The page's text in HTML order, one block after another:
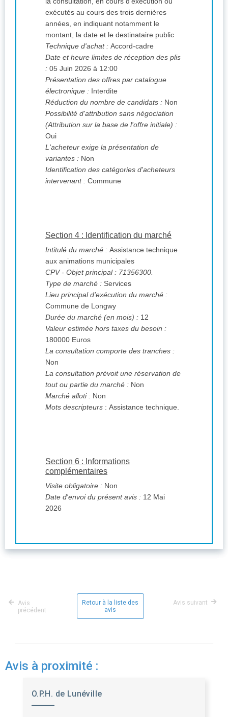
exécutés au cours des trois dernières
années, en indiquant notamment le
montant, la date et le destinataire public
Technique d'achat : Accord-cadre
Date et heure limites de réception des plis
: 05 Juin 2026 à 12:00
Présentation des offres par catalogue
électronique : Interdite
Réduction du nombre de candidats : Non
Possibilité d'attribution sans négociation
(Attribution sur la base de l'offre initiale) :
Oui
L'acheteur exige la présentation de
variantes : Non
Identification des catégories d'acheteurs
intervenant : Commune
Section 4 : Identification du marché
Intitulé du marché : Assistance technique
aux animations municipales
CPV- Objet principal : 71356300.
Type de marché : Services
Lieu principal d'exécution du marché :
Commune de Longwy
Durée du marché (en mois) : 12
Valeur estimée hors taxes du besoin :
180000 Euros
La consultation comporte des tranches :
Non
La consultation prévoit une réservation de
tout ou partie du marché : Non
Marché alloti : Non
Mots descripteurs : Assistance technique.
Section 6 : Informations
complémentaires
Visite obligatoire : Non
Date d'envoi du présent avis : 12 Mai
2026
Avis
précédent
Retour à la liste des
avis
Avis suivant
Avis à proximité :
O.P.H. de Lunéville